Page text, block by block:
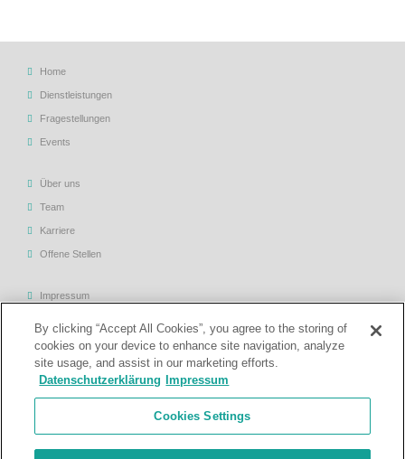
Home
Dienstleistungen
Fragestellungen
Events
Über uns
Team
Karriere
Offene Stellen
Impressum
Datenschutzerklärung
Rechtliche Hinweise
By clicking “Accept All Cookies”, you agree to the storing of
cookies on your device to enhance site navigation, analyze
site usage, and assist in our marketing efforts.
Datenschutzerklärung
Impressum
Cookies Settings